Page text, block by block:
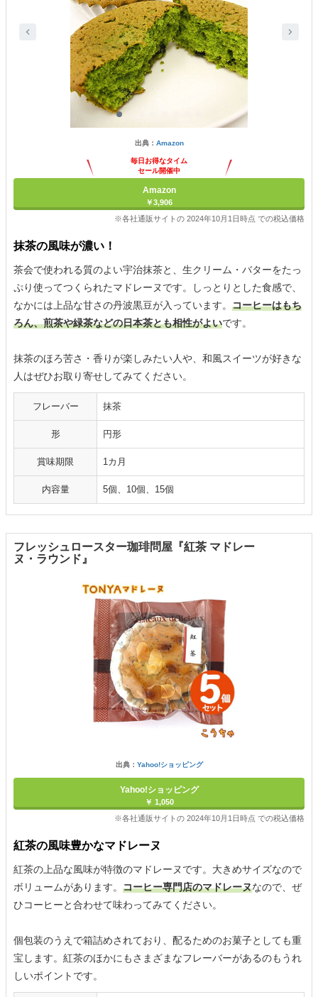
出典： Amazon
毎日お得なタイム
セール開催中
Amazon
￥3,906
※各社通販サイトの 2024年10月1日時点 での税込価格
抹茶の風味が濃い！
茶会で使われる質のよい宇治抹茶と、生クリーム・バターをたっ
ぷり使ってつくられたマドレーヌです。しっとりとした食感で、
なかには上品な甘さの丹波黒豆が入っています。 コーヒーはもち
ろん、煎茶や緑茶などの日本茶とも相性がよいです。
抹茶のほろ苦さ・香りが楽しみたい人や、和風スイーツが好きな
人はぜひお取り寄せしてみてください。
フレーバー 抹茶
形 円形
賞味期限 1カ月
内容量 5個、10個、15個
フレッシュロースター珈琲問屋『紅茶 マドレー
ヌ・ラウンド』
出典： Yahoo!ショッピング
Yahoo!ショッピング
￥ 1,050
※各社通販サイトの 2024年10月1日時点 での税込価格
紅茶の風味豊かなマドレーヌ
紅茶の上品な風味が特徴のマドレーヌです。大きめサイズなので
ボリュームがあります。 コーヒー専門店のマドレーヌなので、ぜ
ひコーヒーと合わせて味わってみてください。
個包装のうえで箱詰めされており、配るためのお菓子としても重
宝します。紅茶のほかにもさまざまなフレーバーがあるのもうれ
しいポイントです。